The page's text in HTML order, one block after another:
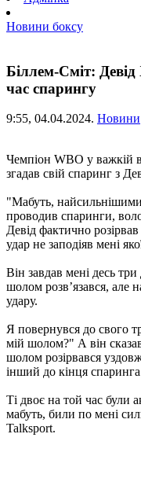
Новини боксу
Біллем-Сміт:
час спарингу
9:55, 04.04.2024. Новини
Чемпіон WBO у важкій
згадав свій спаринг з
"Мабуть,
проводив спаринги,
Девід фактично
удар не заподіяв мені
Він завдав мені десь
шолом розв’язався, але
удару.
Я повернувся до свого
мій шолом?" А він
шолом розірвався
інший до кінця
Ті двоє на той час були
мабуть, били по мені
Talksport.